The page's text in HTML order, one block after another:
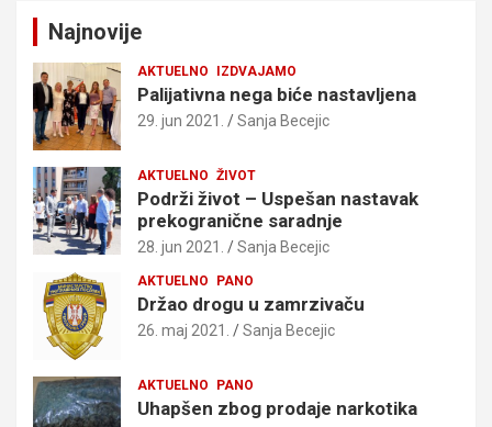
Najnovije
AKTUELNO IZDVAJAMO
Palijativna nega biće nastavljena
29. jun 2021. Sanja Becejic
AKTUELNO ŽIVOT
Podrži život – Uspešan nastavak
prekogranične saradnje
28. jun 2021. Sanja Becejic
AKTUELNO PANO
Držao drogu u zamrzivaču
26. maj 2021. Sanja Becejic
AKTUELNO PANO
Uhapšen zbog prodaje narkotika